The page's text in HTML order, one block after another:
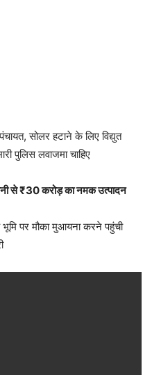
सोलर हटाने के लिए विद्युत
पुलिस लवाजमा चाहिए
से ₹30 करोड़ का नमक उत्पादन
पर मौका मुआयना करने पहुंची